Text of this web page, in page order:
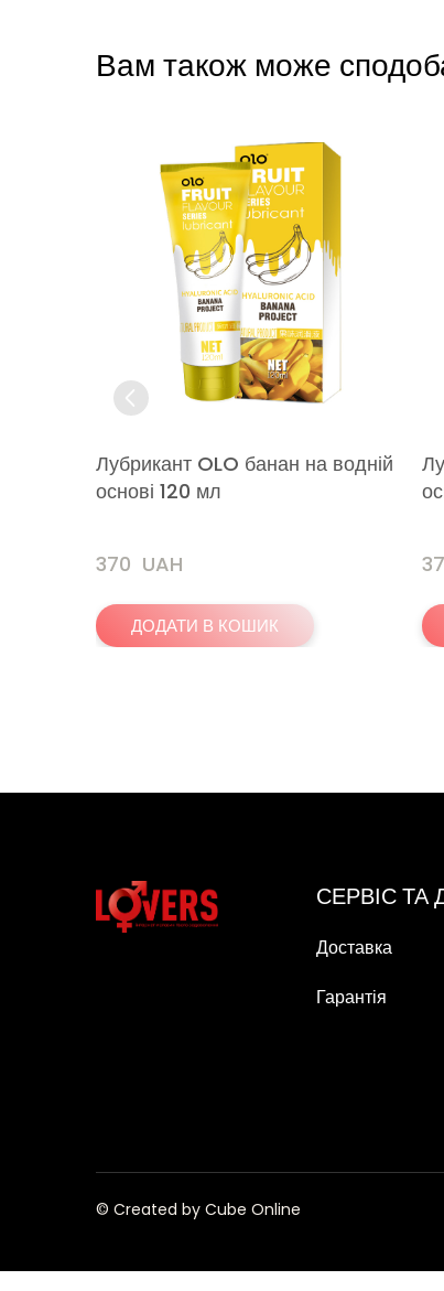
Вам також може
Лубрикант OLO банан на водній
основі 120 мл
370  UAH
ДОДАТИ В КОШИК
СЕРВІС
Доставка
Гарантія
© Created by Cube Online